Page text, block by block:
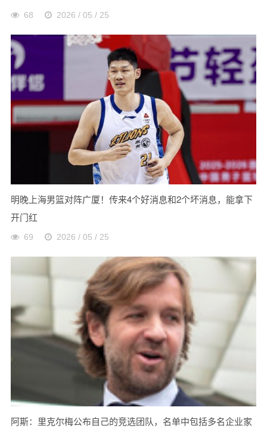
68 2026 / 05 / 25
明晚上海男篮对阵广厦！传来4个好消息和2个坏消息，能拿下
开门红
69 2026 / 05 / 25
阿斯：里克尔梅公布自己的竞选团队，名单中包括多名企业家